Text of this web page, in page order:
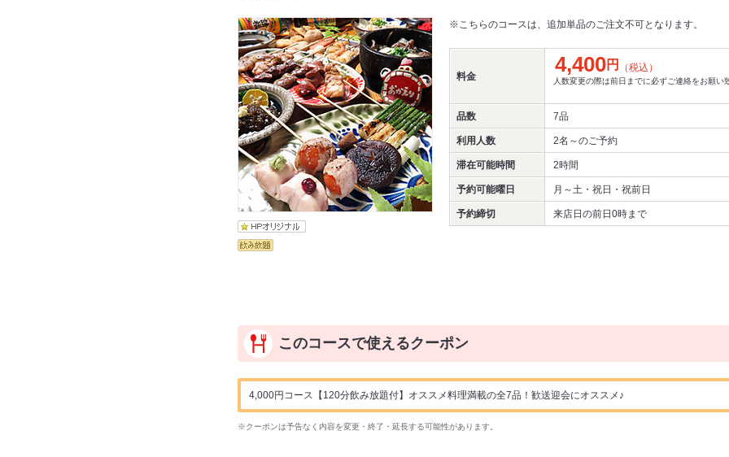
※こちらのコースは、追加単品のご注文不可となります。
料金 4,400円 （税込）
人数変更の際は前日までに必ずご連絡をお願い
品数 7品
利用人数 2名～のご予約
滞在可能時間 2時間
予約可能曜日 月～土・祝日・祝前日
予約締切 来店日の前日0時まで
このコースで使えるクーポン
4,000円コース【120分飲み放題付】オススメ料理満載の全7品！歓送迎会にオススメ♪
※クーポンは予告なく内容を変更・終了・延長する可能性があります。